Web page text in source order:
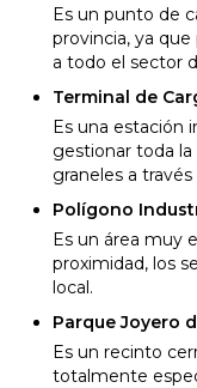
Es un punto de
provincia, ya
a todo el sector
Terminal de
Es una estación
gestionar toda
graneles a
Polígono
Es un área muy
proximidad, los
local.
Parque Joyero
Es un recinto
totalmente